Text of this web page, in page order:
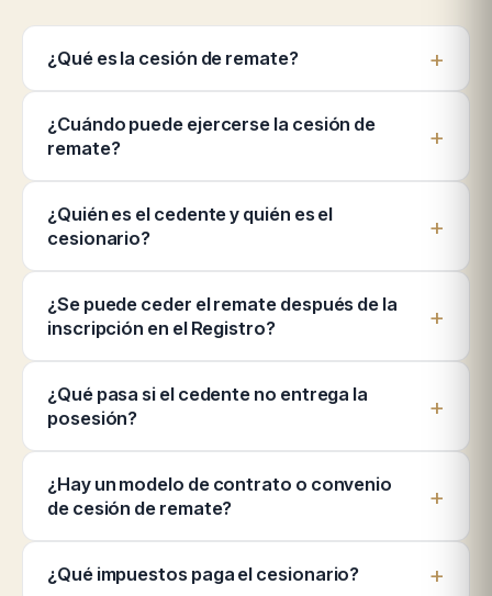
¿Qué es la cesión de remate?
¿Cuándo puede ejercerse la cesión de
remate?
¿Quién es el cedente y quién es el
cesionario?
¿Se puede ceder el remate después de la
inscripción en el Registro?
¿Qué pasa si el cedente no entrega la
posesión?
¿Hay un modelo de contrato o convenio
de cesión de remate?
¿Qué impuestos paga el cesionario?